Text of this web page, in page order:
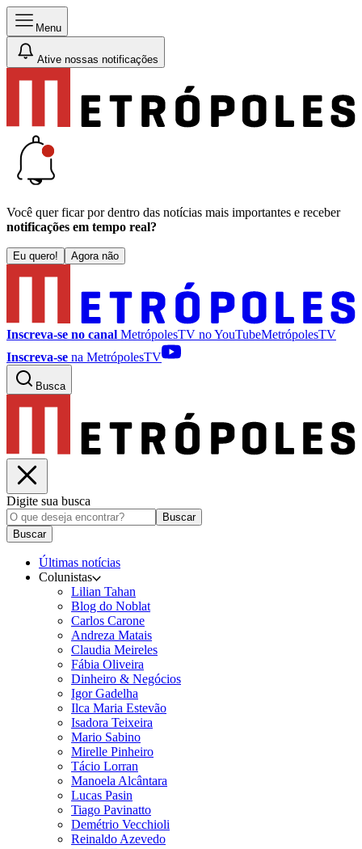
Menu
Ative nossas notificações
Você quer ficar por dentro das notícias mais importantes e receber
notificações em tempo real?
Eu quero! Agora não
Inscreva-se no canal MetrópolesTV noYouTubeMetrópolesTV
Inscreva-se na MetrópolesTV
Busca
Digite sua busca
Buscar
Buscar
Últimas notícias
Colunistas
Lilian Tahan
Blog do Noblat
Carlos Carone
Andreza Matais
Claudia Meireles
Fábia Oliveira
Dinheiro & Negócios
Igor Gadelha
Ilca Maria Estevão
Isadora Teixeira
Mario Sabino
Mirelle Pinheiro
Tácio Lorran
Manoela Alcântara
Lucas Pasin
Tiago Pavinatto
Demétrio Vecchioli
Reinaldo Azevedo